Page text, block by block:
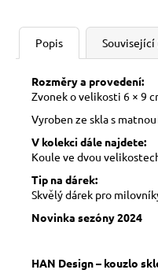
Popis Související
Rozměry a provedení:
Zvonek o velikosti 6 × 9
Vyroben ze skla s
V kolekci dále najdete:
Koule ve dvou
Tip na dárek:
Skvělý dárek pro
Novinka sezóny 2024
HAN Design – kouzlo